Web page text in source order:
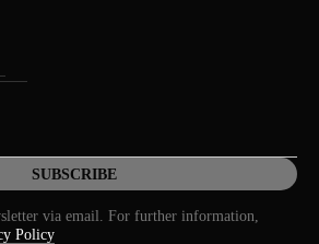
via email. For further information,
Policy